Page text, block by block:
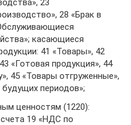
23
28 «Брак в
касающиеся
41 «Товары», 42
«Готовая продукция», 44
45 «Товары отгруженные»,
периодов»;
ценностям (1220):
19 «НДС по